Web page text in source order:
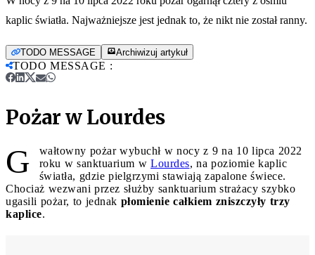
kaplic światła. Najważniejsze jest jednak to, że nikt nie został ranny.
TODO MESSAGE Archiwizuj artykuł
TODO MESSAGE :
Pożar w Lourdes
G
wałtowny pożar wybuchł w nocy z 9 na 10 lipca 2022
roku w sanktuarium w Lourdes, na poziomie kaplic
światła, gdzie pielgrzymi stawiają zapalone świece.
Chociaż wezwani przez służby sanktuarium strażacy szybko
ugasili pożar, to jednak płomienie całkiem zniszczyły trzy
kaplice.